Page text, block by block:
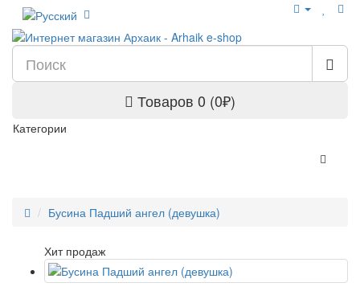
Товаров 0 (0₽)
Категории
Бусина Падший ангел (девушка)
Хит продаж